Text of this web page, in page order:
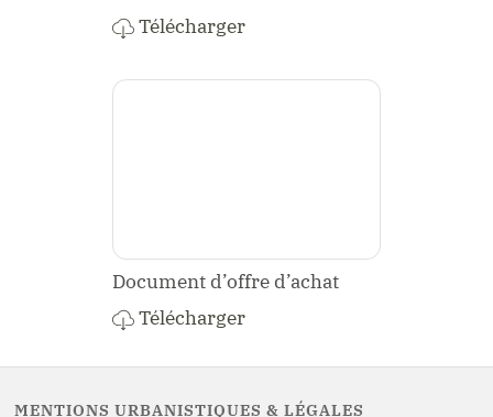
Télécharger
Document d’offre d’achat
Télécharger
MENTIONS URBANISTIQUES & LÉGALES